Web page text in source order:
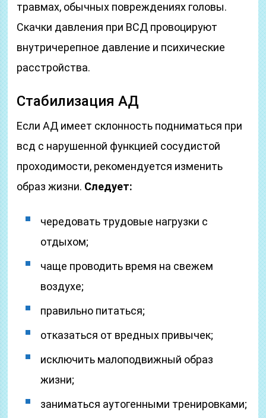
травмах, обычных повреждениях головы.
Скачки давления при ВСД провоцируют
внутричерепное давление и психические
расстройства.
Стабилизация АД
Если АД имеет склонность подниматься при
всд с нарушенной функцией сосудистой
проходимости, рекомендуется изменить
образ жизни. Следует:
чередовать трудовые нагрузки с
отдыхом;
чаще проводить время на свежем
воздухе;
правильно питаться;
отказаться от вредных привычек;
исключить малоподвижный образ
жизни;
заниматься аутогенными тренировками;